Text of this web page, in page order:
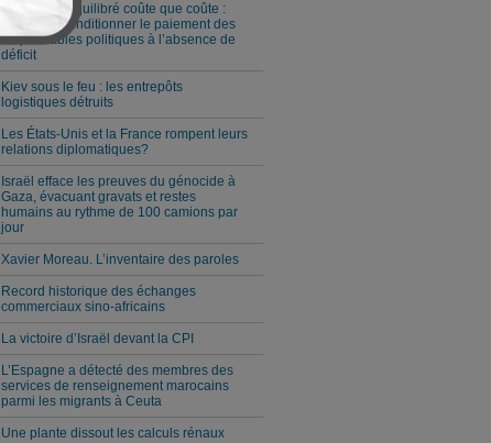
Un budget équilibré coûte que coûte :
Milei veut conditionner le paiement des
responsables politiques à l’absence de
déficit
Kiev sous le feu : les entrepôts
logistiques détruits
Les États-Unis et la France rompent leurs
relations diplomatiques?
Israël efface les preuves du génocide à
Gaza, évacuant gravats et restes
humains au rythme de 100 camions par
jour
Xavier Moreau. L’inventaire des paroles
Record historique des échanges
commerciaux sino-africains
La victoire d’Israël devant la CPI
L’Espagne a détecté des membres des
services de renseignement marocains
parmi les migrants à Ceuta
Une plante dissout les calculs rénaux